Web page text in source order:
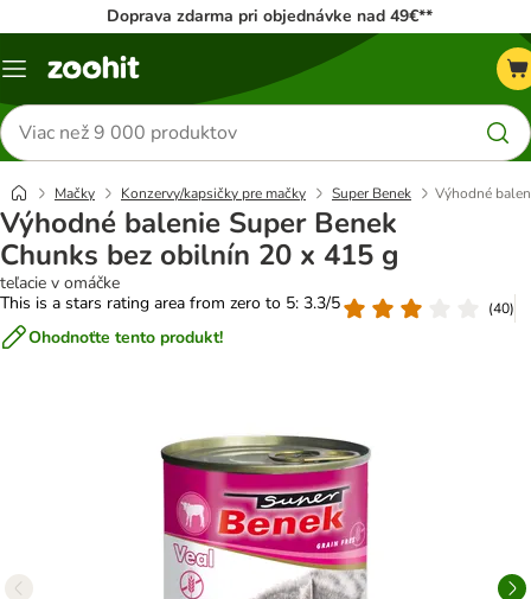
Doprava zdarma pri objednávke nad 49€**
Kategórie
Hľadať
produkty
Mačky Konzervy/kapsičky pre mačky Super Benek Výhodné
Výhodné balenie Super Benek
Chunks bez obilnín 20 x 415 g
teľacie v omáčke
This is a stars rating area from zero to 5: 3.3/5
(40)
Ohodnoťte tento produkt!